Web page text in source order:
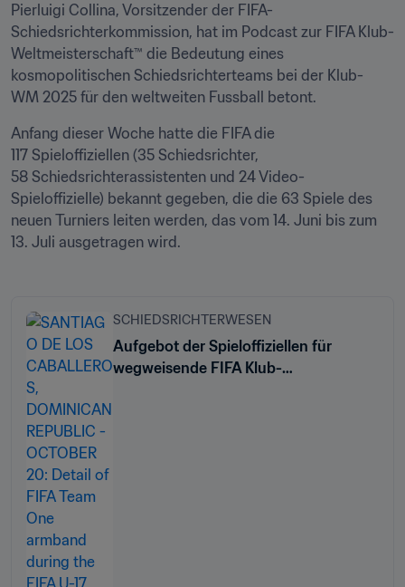
Pierluigi Collina, Vorsitzender der FIFA-
Schiedsrichterkommission, hat im Podcast zur FIFA Klub-
Weltmeisterschaft™ die Bedeutung eines
kosmopolitischen Schiedsrichterteams bei der Klub-
WM 2025 für den weltweiten Fussball betont.
Anfang dieser Woche hatte die FIFA die
117 Spieloffiziellen (35 Schiedsrichter,
58 Schiedsrichterassistenten und 24 Video-
Spieloffizielle) bekannt gegeben, die die 63 Spiele des
neuen Turniers leiten werden, das vom 14. Juni bis zum
13. Juli ausgetragen wird.
SCHIEDSRICHTERWESEN
Aufgebot der Spieloffiziellen für
wegweisende FIFA Klub-